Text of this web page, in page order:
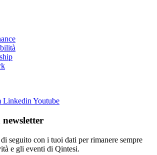
Linkedin Youtube
seguito con i tuoi dati per rimanere sempre
e gli eventi di Qintesi.